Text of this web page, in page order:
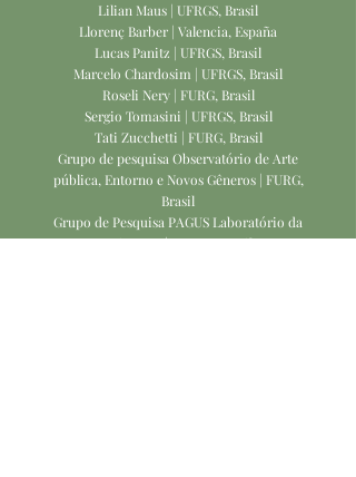
Lilian Maus | UFRGS, Brasil
Llorenç Barber | Valencia, España
Lucas Panitz | UFRGS, Brasil
Marcelo Chardosim | UFRGS, Brasil
Roseli Nery | FURG, Brasil
Sergio Tomasini | UFRGS, Brasil
Tati Zucchetti | FURG, Brasil
Grupo de pesquisa Observatório de Arte
pública, Entorno e Novos Gêneros | FURG,
Brasil
Grupo de Pesquisa PAGUS Laboratório da
Paisagem | UFRGS, Brasil